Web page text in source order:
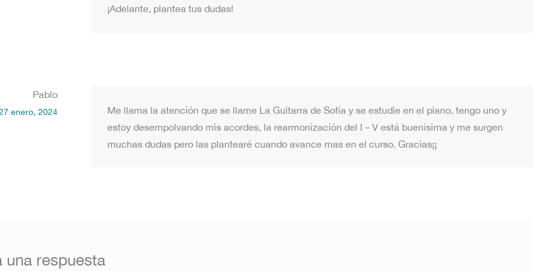
¡Adelante, plantea tus dudas!
Pablo
enero, 2024
Me llama la atención que se llame La Guitarra de Sofía y se estudie en el piano, tengo uno y
estoy desempolvando mis acordes, la rearmonización del I – V está buenísima y me surgen
muchas dudas pero las plantearé cuando avance mas en el curso. Gracias¡¡
una respuesta